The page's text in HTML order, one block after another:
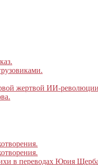
жертвой ИИ-
в переводах Юрия